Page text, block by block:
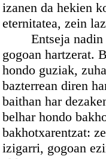
izanen da hekien
eternitatea, zein
Entseja nadin
gogoan hartzerat.
hondo guziak,
bazterrean diren
baithan har
belhar hondo
bakhotxarentzat:
izigarri, gogoan